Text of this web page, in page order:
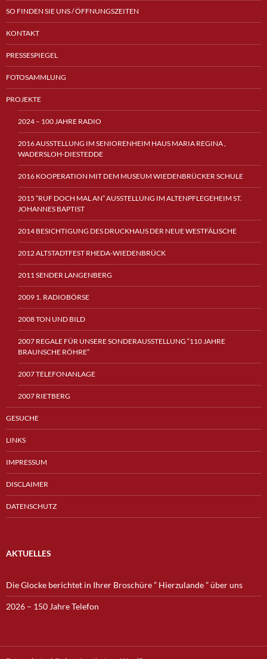
SO FINDEN SIE UNS / ÖFFNUNGSZEITEN
KONTAKT
PRESSESPIEGEL
FOTOSAMMLUNG
PROJEKTE
2024 – 100 JAHRE RADIO
2016 AUSSTELLUNG IM SENIORENHEIM HAUS MARIA REGINA ,
WADERSLOH-DIESTEDDE
2016 KOOPERATION MIT DEM MUSEUM WIEDENBRÜCKER SCHULE
2015 “RUF DOCH MAL AN” AUSSTELLUNG IM ALTENPFLEGEHEIM ST.
JOHANNES BAPTIST
2014 BESICHTIGUNG DES DRUCKHAUS DER NEUE WESTFÄLISCHE
2012 ALTSTADTFEST RHEDA-WIEDENBRÜCK
2011 SENDER LANGENBERG
2009 1. RADIOBÖRSE
2008 TON UND BILD
2007 REGALE FÜR UNSERE SONDERAUSSTELLUNG “110 JAHRE
BRAUNSCHE RÖHRE”
2007 TELEFONANLAGE
2007 RIETBERG
GESUCHE
LINKS
IMPRESSUM
DISCLAIMER
DATENSCHUTZ
AKTUELLES
Die Glocke berichtet in Ihrer Broschüre ” Hierzulande ” über uns
2026 – 150 Jahre Telefon